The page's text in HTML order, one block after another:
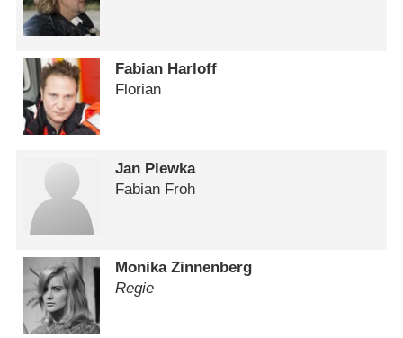
Fabian Harloff
Florian
Jan Plewka
Fabian Froh
Monika Zinnenberg
Regie